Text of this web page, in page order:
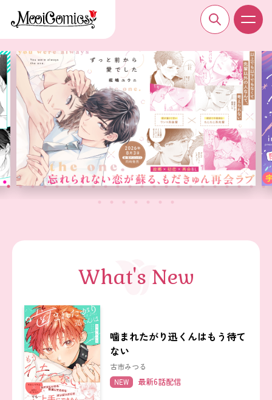
What's New
噛まれたがり迅くんはもう待て
ない
古市みつる
NEW 最新6話配信